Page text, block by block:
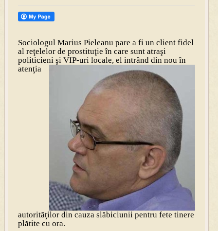
Sociologul Marius Pieleanu pare a fi un client fidel
al reţelelor de prostituţie în care sunt atraşi
politicieni şi VIP-uri locale, el intrând din nou în
atenţia
autorităţilor din cauza slăbiciunii pentru fete tinere
plătite cu ora.